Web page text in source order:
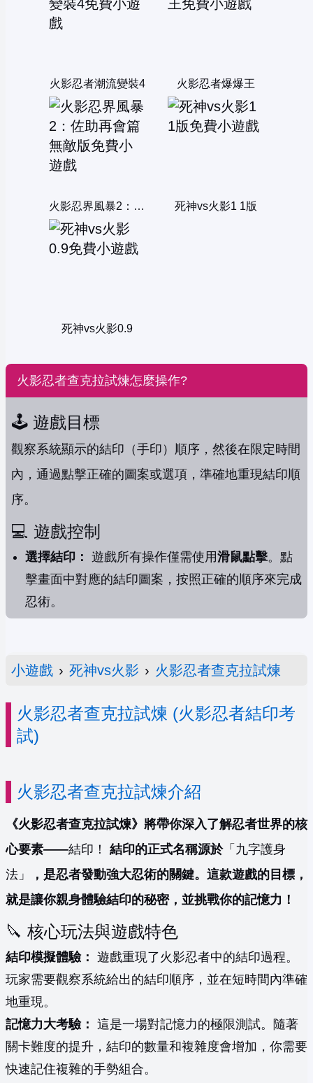
火影忍者潮流變裝4 火影忍者爆爆王
火影忍界風暴2：佐助再會篇無敵版 死神vs火影1 1版
死神vs火影0.9
火影忍者查克拉試煉怎麼操作?
🕹️ 遊戲目標
觀察系統顯示的結印（手印）順序，然後在限定時間
內，通過點擊正確的圖案或選項，準確地重現結印順
序。
💻 遊戲控制
選擇結印： 遊戲所有操作僅需使用滑鼠點擊。點
擊畫面中對應的結印圖案，按照正確的順序來完成
忍術。
小遊戲 › 死神vs火影 › 火影忍者查克拉試煉
火影忍者查克拉試煉 (火影忍者結印考
試)
火影忍者查克拉試煉介紹
《火影忍者查克拉試煉》將帶你深入了解忍者世界的核
心要素——結印！ 結印的正式名稱源於「九字護身
法」
，是忍者發動強大忍術的關鍵。這款遊戲的目標，
就是讓你親身體驗結印的秘密，並挑戰你的記憶力！
🔪 核心玩法與遊戲特色
結印模擬體驗： 遊戲重現了火影忍者中的結印過程。
玩家需要觀察系統給出的結印順序，並在短時間內準確
地重現。
記憶力大考驗： 這是一場對記憶力的極限測試。隨著
關卡難度的提升，結印的數量和複雜度會增加，你需要
快速記住複雜的手勢組合。